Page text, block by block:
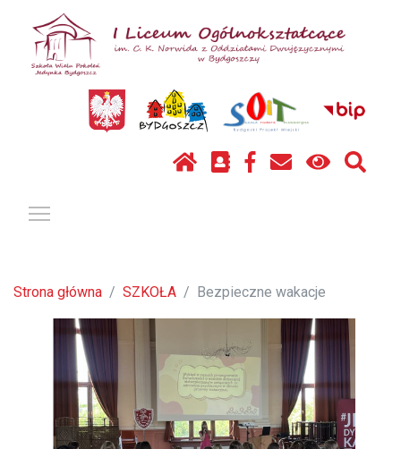
Strona główna SZKOŁA Bezpieczne wakacje